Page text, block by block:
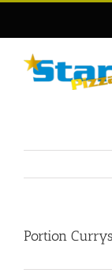
Zum
springen
Portion